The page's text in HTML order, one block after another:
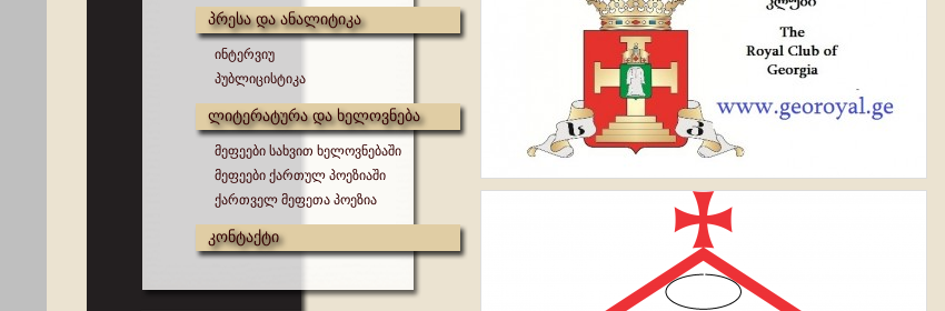
პრესა და ანალიტიკა
ინტერვიუ
პუბლიცისტიკა
ლიტერატურა და ხელოვნება
მეფეები სახვით ხელოვნებაში
მეფეები ქართულ პოეზიაში
ქართველ მეფეთა პოეზია
კონტაქტი